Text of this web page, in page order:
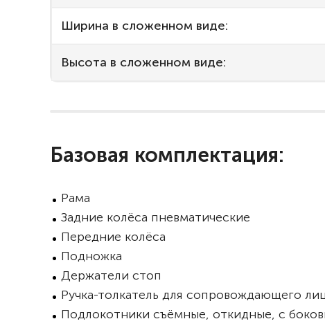
Ширина в сложенном виде:
Высота в сложенном виде:
Базовая комплектация:
Рама
Задние колёса пневматические
Передние колёса
Подножка
Держатели стоп
Ручка-толкатель для сопровождающего
Подлокотники съёмные, откидные, с